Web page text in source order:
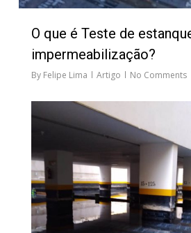
O que é Teste de
impermeabilização?
By Felipe Lima Artigo No Comments